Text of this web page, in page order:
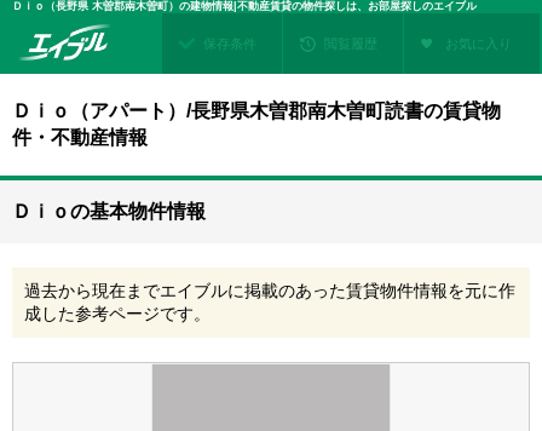
Ｄｉｏ（長野県 木曽郡南木曽町）の建物情報|不動産賃貸の物件探しは、お部屋探しのエイブル
保存条件 閲覧履歴 お気に入り
Ｄｉｏ（アパート）/長野県木曽郡南木曽町読書の賃貸物
件・不動産情報
Ｄｉｏの基本物件情報
過去から現在までエイブルに掲載のあった賃貸物件情報を元に作
成した参考ページです。